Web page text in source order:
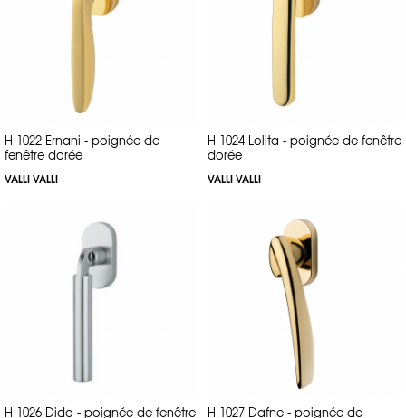
H 1022 Ernani - poignée de
fenêtre dorée
VALLI VALLI
H 1024 Lolita - poignée de fenêtre
dorée
VALLI VALLI
H 1026 Dido - poignée de fenêtre
H 1027 Dafne - poignée de